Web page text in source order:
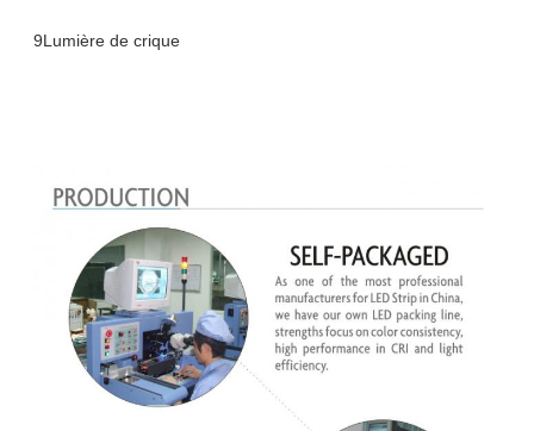
9Lumière de crique